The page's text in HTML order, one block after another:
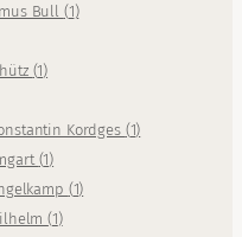
Bull (1)
(1)
Kordges (1)
(1)
(1)
(1)